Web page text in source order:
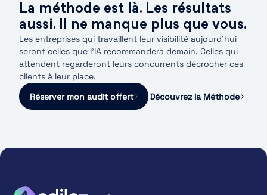
La méthode est là. Les résultats
aussi. Il ne manque plus que vous.
Les entreprises qui travaillent leur visibilité aujourd’hui
seront celles que l’IA recommandera demain. Celles qui
attendent regarderont leurs concurrents décrocher ces
clients à leur place.
Réserver mon audit offert
Découvrez la Méthode